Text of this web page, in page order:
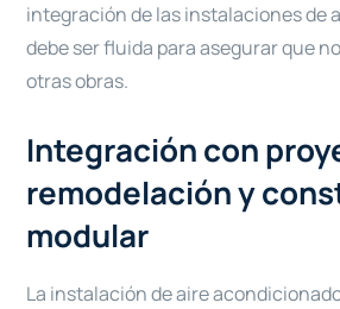
integración de las instalaciones de
debe ser fluida para asegurar que
otras obras.
Integración con
remodelación y
modular
La instalación de aire